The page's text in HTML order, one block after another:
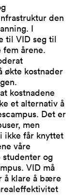
den
I
til VID seg til
fem årene.
økte kostnader
kostnadene
et alternativ å
Det er
men
ikke får knyttet
våre
studenter og
VID må
å klare å bære